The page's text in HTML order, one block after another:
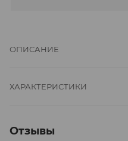
ОПИСАНИЕ
ХАРАКТЕРИСТИКИ
Отзывы